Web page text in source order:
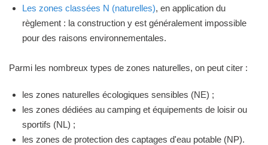
Les zones classées N (naturelles), en application du
règlement : la construction y est généralement impossible
pour des raisons environnementales.
Parmi les nombreux types de zones naturelles, on peut citer :
les zones naturelles écologiques sensibles (NE) ;
les zones dédiées au camping et équipements de loisir ou
sportifs (NL) ;
les zones de protection des captages d'eau potable (NP).